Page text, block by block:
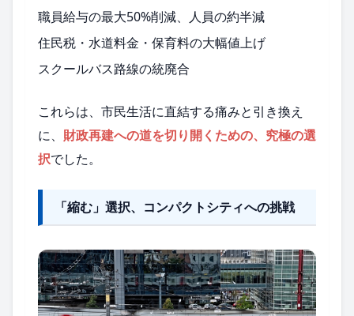
職員給与の最大50%削減、人員の約半減
住民税・水道料金・保育料の大幅値上げ
スクールバス路線の統廃合
これらは、市民生活に直結する痛みと引き換え
に、 財政再建への道を切り開くための、究極の選
択でした。
「縮む」選択、コンパクトシティへの挑戦